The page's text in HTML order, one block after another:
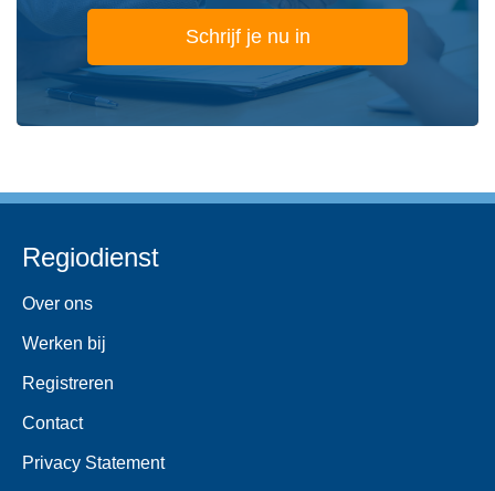
Schrijf je nu in
Regiodienst
Over ons
Werken bij
Registreren
Contact
Privacy Statement